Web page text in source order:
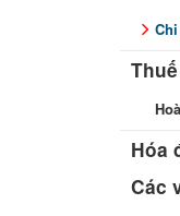
Hóa
Các